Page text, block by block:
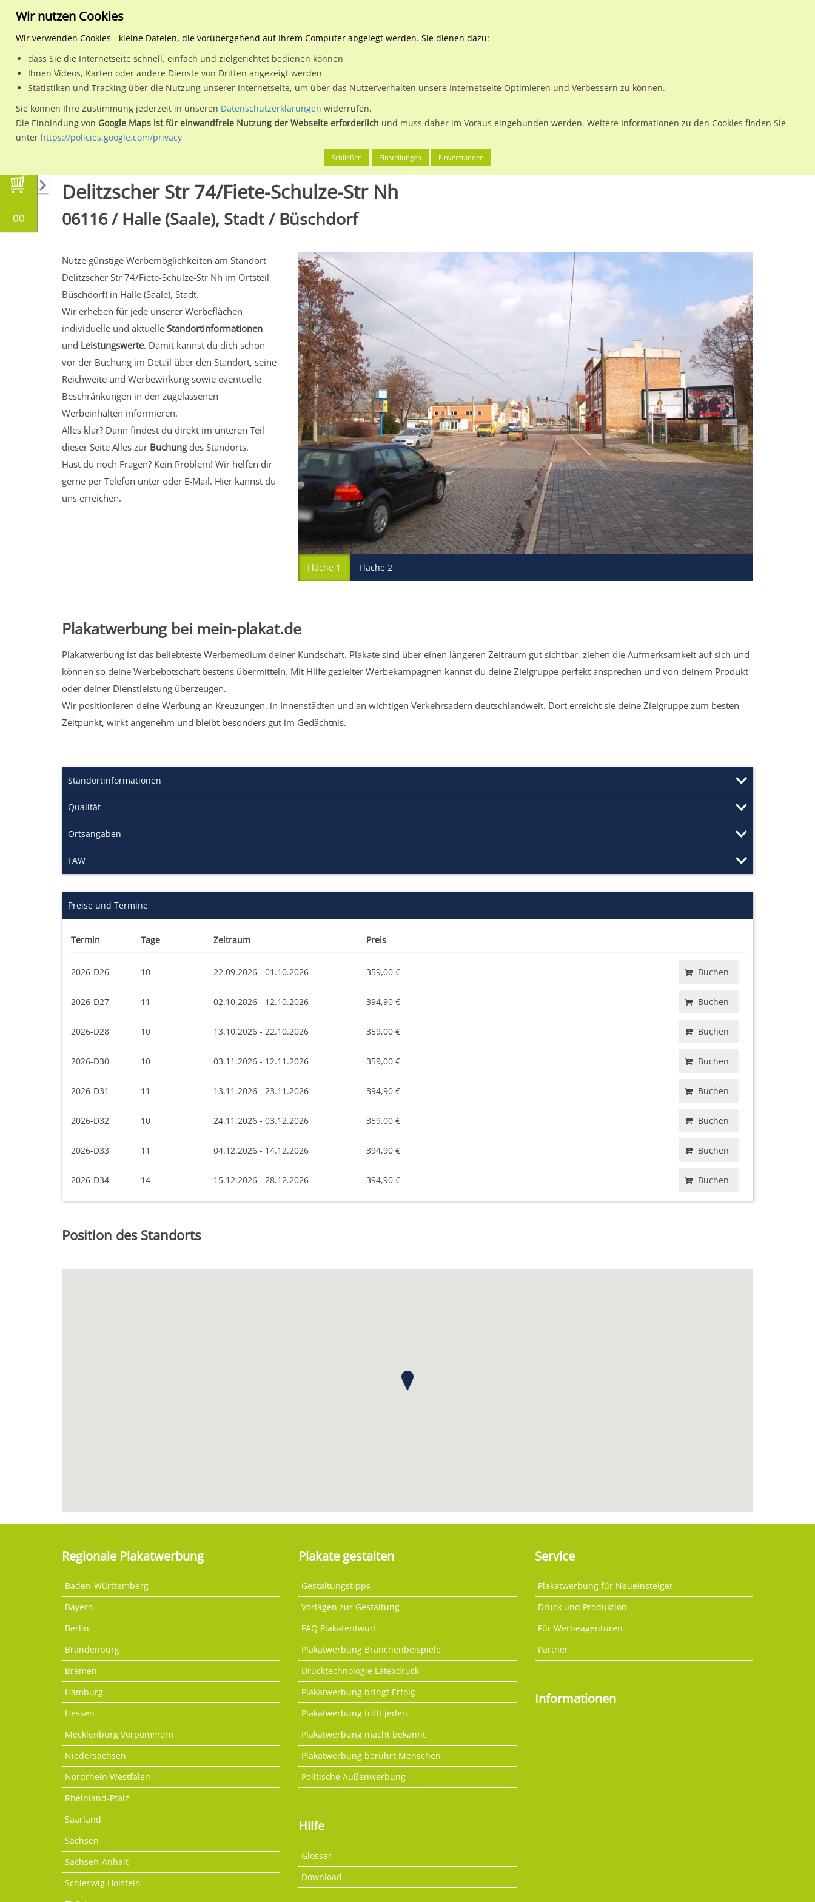
Planen & Buchen Plakatwerbung
Wähle den Werbestandort:
00
Halle (Saale), Stadt Delitzscher Str 74/Fiete-Schulze-Str Nh
Delitzscher Str 74/Fiete-Schulze-Str Nh
06116 / Halle (Saale), Stadt / Büschdorf
Nutze günstige Werbemöglichkeiten am Standort
Delitzscher Str 74/Fiete-Schulze-Str Nh im Ortsteil
Büschdorf) in Halle (Saale), Stadt.
Wir erheben für jede unserer Werbeflächen
individuelle und aktuelle Standortinformationen
und Leistungswerte. Damit kannst du dich schon
vor der Buchung im Detail über den Standort, seine
Reichweite und Werbewirkung sowie eventuelle
Beschränkungen in den zugelassenen
Werbeinhalten informieren.
Alles klar? Dann findest du direkt im unteren Teil
dieser Seite Alles zur Buchungdes Standorts.
Hast du noch Fragen? Kein Problem! Wir helfen dir
gerne per Telefon unter oder E-Mail. Hier kannst du
uns erreichen.
Fläche 1 Fläche 2
Plakatwerbung bei mein-plakat.de
Plakatwerbung ist das beliebteste Werbemedium deiner Kundschaft. Plakate sind über einen längeren Zeitraum gut sichtbar, ziehen die Aufmerksamkeit auf sich und
können so deine Werbebotschaft bestens übermitteln. Mit Hilfe gezielter Werbekampagnen kannst du deine Zielgruppe perfekt ansprechen und von deinem Produkt
oder deiner Dienstleistung überzeugen.
Wir positionieren deine Werbung an Kreuzungen, in Innenstädten und an wichtigen Verkehrsadern deutschlandweit. Dort erreicht sie deine Zielgruppe zum besten
Zeitpunkt, wirkt angenehm und bleibt besonders gut im Gedächtnis.
Standortinformationen
Qualität
Ortsangaben
FAW
Preise und Termine
Termin Tage Zeitraum Preis
2026-D26 10 22.09.2026 - 01.10.2026 359,00 € Buchen
2026-D27 11 02.10.2026 - 12.10.2026 394,90 € Buchen
2026-D28 10 13.10.2026 - 22.10.2026 359,00 € Buchen
2026-D30 10 03.11.2026 - 12.11.2026 359,00 € Buchen
2026-D31 11 13.11.2026 - 23.11.2026 394,90 € Buchen
2026-D32 10 24.11.2026 - 03.12.2026 359,00 € Buchen
2026-D33 11 04.12.2026 - 14.12.2026 394,90 € Buchen
2026-D34 14 15.12.2026 - 28.12.2026 394,90 € Buchen
Position des Standorts
Regionale Plakatwerbung
Baden-Württemberg
Bayern
Berlin
Brandenburg
Bremen
Hamburg
Hessen
Mecklenburg Vorpommern
Niedersachsen
Nordrhein Westfalen
Rheinland-Pfalz
Saarland
Sachsen
Sachsen-Anhalt
Schleswig Holstein
Plakate gestalten
Gestaltungstipps
Vorlagen zur Gestaltung
FAQ Plakatentwurf
Plakatwerbung Branchenbeispiele
Drucktechnologie Latexdruck
Plakatwerbung bringt Erfolg
Plakatwerbung trifft jeden
Plakatwerbung macht bekannt
Plakatwerbung berührt Menschen
Politische Außenwerbung
Hilfe
Glossar
Download
Service
Plakatwerbung für Neueinsteiger
Druck und Produktion
Für Werbeagenturen
Partner
Informationen
Wir nutzen Cookies
Wir verwenden Cookies - kleine Dateien, die vorübergehend auf Ihrem Computer abgelegt werden. Sie dienen dazu:
dass Sie die Internetseite schnell, einfach und zielgerichtet bedienen können
Ihnen Videos, Karten oder andere Dienste von Dritten angezeigt werden
Statistiken und Tracking über die Nutzung unserer Internetseite, um über das Nutzerverhalten unsere Internetseite Optimieren und Verbessern zu können.
Sie können Ihre Zustimmung jederzeit in unseren Datenschutzerklärungen widerrufen.
Die Einbindung von Google Maps ist für einwandfreie Nutzung der Webseite erforderlich und muss daher im Voraus eingebunden werden. Weitere Informationen zu den Cookies finden Sie
unter https://policies.google.com/privacy
Schließen Einstellungen Einverstanden